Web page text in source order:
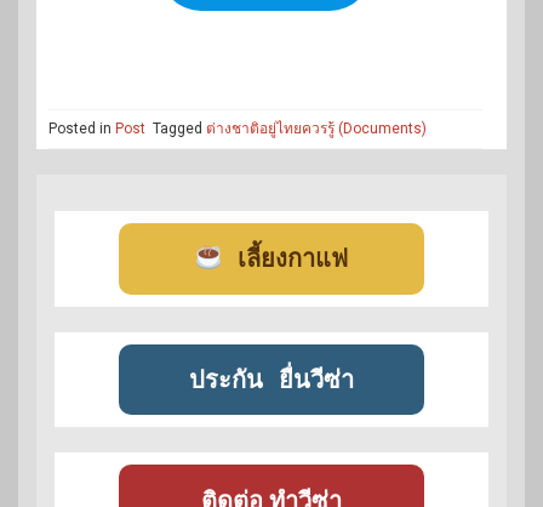
Posted in Post Tagged ต่างชาติอยู่ไทยควรรู้ (Documents)
เลี้ยงกาแฟ
ประกัน ยื่นวีซ่า
ติดต่อ ทำวีซ่า